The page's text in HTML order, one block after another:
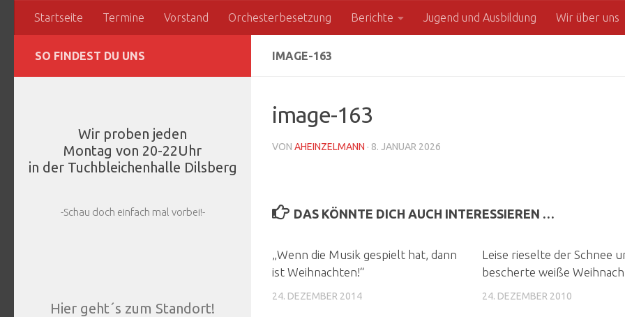
Zum Inhalt springen
Startseite Termine Vorstand Orchesterbesetzung Berichte Jugend und Ausbildung Wir über uns
IMAGE-163
image-163
VON AHEINZELMANN · 8. JANUAR 2026
DAS KÖNNTE DICH AUCH INTERESSIEREN …
„Wenn die Musik gespielt hat, dann
ist Weihnachten!“
24. DEZEMBER 2014
Leise rieselte der Schnee
bescherte weiße
24. DEZEMBER 2010
SO FINDEST DU UNS
Wir proben jeden
Montag von 20-22Uhr
in der Tuchbleichenhalle Dilsberg
-Schau doch einfach mal vorbei!-
Hier geht´s zum Standort!